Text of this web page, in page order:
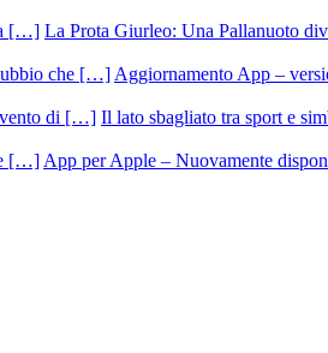
La Prota Giurleo: Una Pallanuoto
Aggiornamento App –
Il lato sbagliato tra sport e
App per Apple – Nuovamente